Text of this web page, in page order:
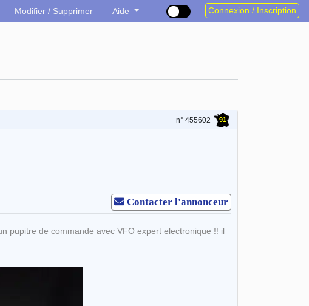
Modifier / Supprimer Aide Connexion / Inscription
n° 455602 91
Contacter l'annonceur
pupitre de commande avec VFO expert electronique !! il